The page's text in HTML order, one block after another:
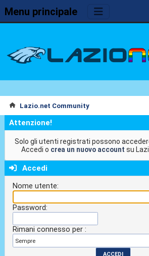
Menu principale
Lazio.net Community
Attenzione!
Solo gli utenti registrati possono
Accedi o crea un nuovo account su
Accedi
Nome utente:
Password:
Rimani connesso per :